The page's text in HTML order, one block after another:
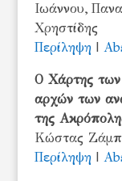
Ιωάννου,
Χρηστίδης
Περίληψη|
Ο Χάρτης
αρχών των
της
Κώστας
Περίληψη |